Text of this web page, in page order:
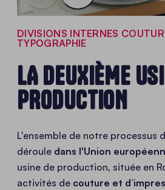
DIVISIONS INTERNES
TYPOGRAPHIE
LA DEUXIÈME
PRODUCTION
L'ensemble de notre processus
déroule dans l'Union
usine de production, située en
activités de couture et